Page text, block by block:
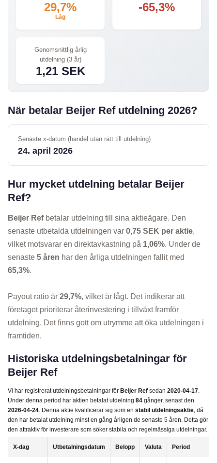
29,7%
Låg
-65,3%
Genomsnittlig årlig
utdelning (3 år)
1,21 SEK
När betalar Beijer Ref utdelning 2026?
Senaste x-datum (handel utan rätt till utdelning)
24. april 2026
Hur mycket utdelning betalar Beijer
Ref?
Beijer Refbetalar utdelning till sina aktieägare. Den
senaste utbetalda utdelningen var 0,75 SEK per aktie,
vilket motsvarar en direktavkastning på 1,06%. Under de
senaste 5 åren har den årliga utdelningen fallit med
65,3%.
Payout ratio är 29,7%, vilket är lågt. Det indikerar att
företaget prioriterar återinvestering i tillväxt framför
utdelning. Det finns gott om utrymme att öka utdelningen i
framtiden.
Historiska utdelningsbetalningar för
Beijer Ref
Vi har registrerat utdelningsbetalningar för Beijer Ref sedan 2020-04-17.
Under denna period har aktien betalat utdelning 84 gånger, senast den
2026-04-24. Denna aktie kvalificerar sig som en stabil utdelningsaktie, då
den har betalat utdelning minst en gång årligen de senaste 5 åren. Detta gör
den attraktiv för investerare som söker stabila och regelmässiga utdelningar.
X-dag Utbetalningsdatum Belopp Valuta Period